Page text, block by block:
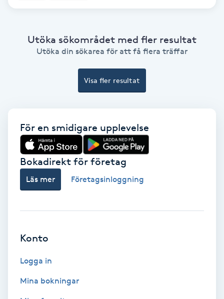
Ansiktsbehandling djuprengörande
Babylights
Barber
Barnklippning
BIAB
Utöka sökområdet med fler resultat
Utöka din sökarea för att få flera träffar
Visa fler resultat
För en smidigare upplevelse
Bokadirekt för företag
Läs mer Företagsinloggning
Konto
Logga in
Mina bokningar